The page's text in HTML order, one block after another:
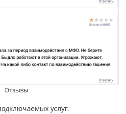
Отзывы
услуг.